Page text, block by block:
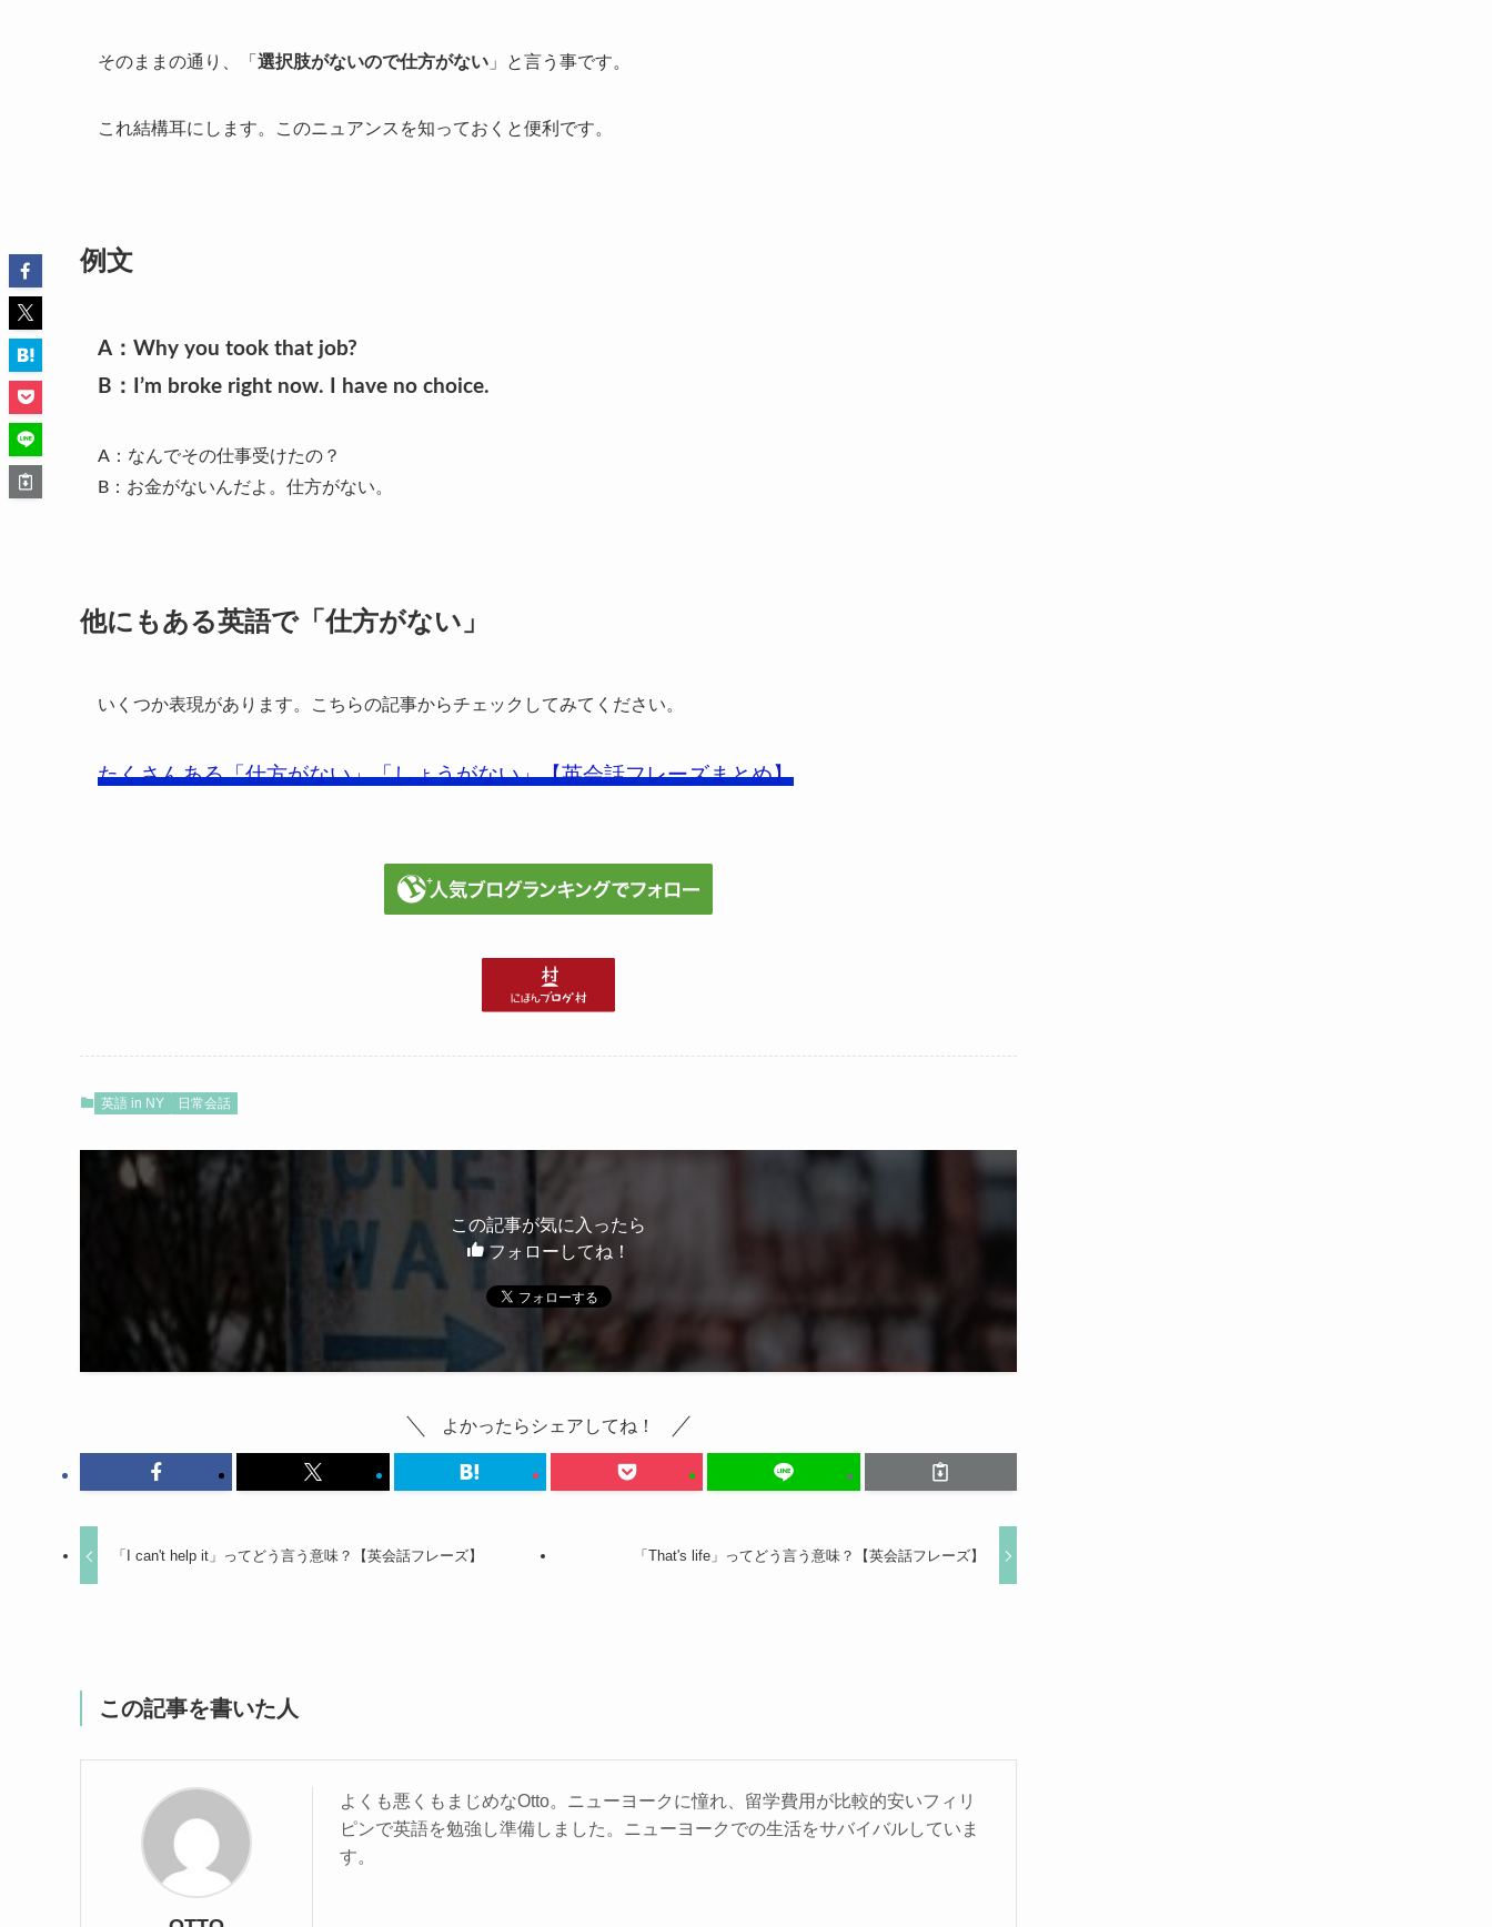
そのままの通り、「 選択肢がないので仕方がない 」と言う事です。
これ結構耳にします。 このニュアンスを知っておくと便利です。
例文
A：Why you took that job?
B：I’m broke right now. I have no choice.
A：なんでその仕事受けたの？
B：お金がないんだよ。仕方がない。
他にもある英語で「仕方がない」
いくつか表現があります。こちらの記事からチェックしてみてください。
たくさんある「仕方がない」「しょうがない」【英会話フレーズまとめ】
英語 in NY 日常会話
この記事が気に入ったら
フォローしてね！
よかったらシェアしてね！
「I can't help it」ってどう言う意味？【英会話フレーズ】 「That's life」ってどう言う意味？【英会話フレーズ】
この記事を書いた人
よくも悪くもまじめなOtto。ニューヨークに憧れ、留学費用が比較的安いフィリ
ピンで英語を勉強し準備しました。ニューヨークでの生活をサバイバルしていま
す。